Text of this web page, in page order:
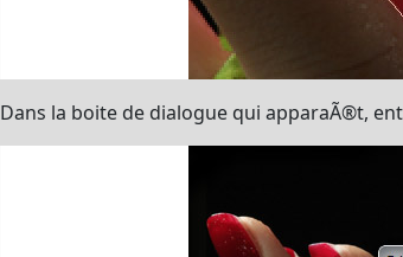
Dans la boite de dialogue qui apparaÃ®t,